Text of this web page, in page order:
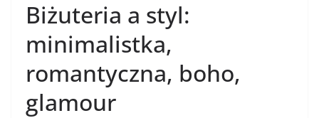
Biżuteria a styl:
minimalistka,
romantyczna, boho,
glamour